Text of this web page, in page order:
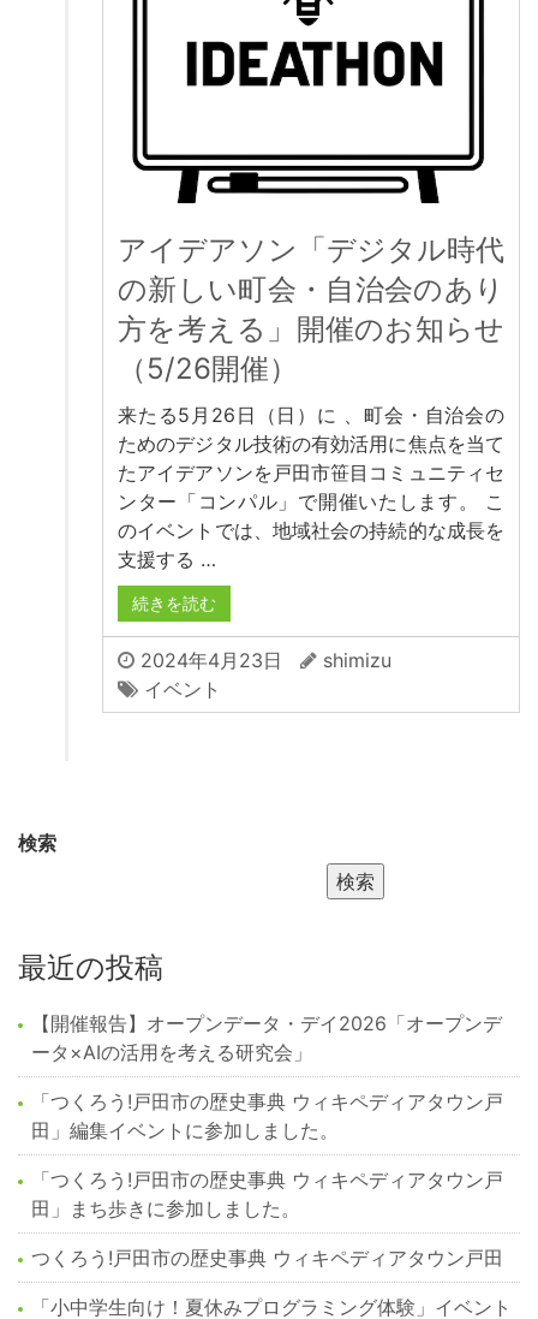
アイデアソン「デジタル時代
の新しい町会・自治会のあり
方を考える」開催のお知らせ
（5/26開催）
来たる5月26日（日）に 、町会・自治会の
ためのデジタル技術の有効活用に焦点を当て
たアイデアソンを戸田市笹目コミュニティセ
ンター「コンパル」で開催いたします。 こ
のイベントでは、地域社会の持続的な成長を
支援する …
続きを読む
2024年4月23日
shimizu
イベント
検索
検索
最近の投稿
【開催報告】オープンデータ・デイ2026「オープンデ
ータ×AIの活用を考える研究会」
「つくろう!戸田市の歴史事典 ウィキペディアタウン戸
田」編集イベントに参加しました。
「つくろう!戸田市の歴史事典 ウィキペディアタウン戸
田」まち歩きに参加しました。
つくろう!戸田市の歴史事典 ウィキペディアタウン戸田
「小中学生向け！夏休みプログラミング体験」イベント